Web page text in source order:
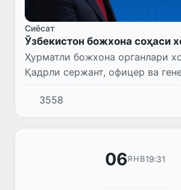
Сиёсат
Ўзбекистон божхона соҳаси
Ҳурматли божхона органлари
Қадрли сержант, офицер ва
Муҳтарам фахрийлар!
3558
06ЯНВ19:31